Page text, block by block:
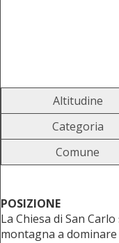
Altitudine
Categoria
Comune
POSIZIONE
La Chiesa di San
montagna a